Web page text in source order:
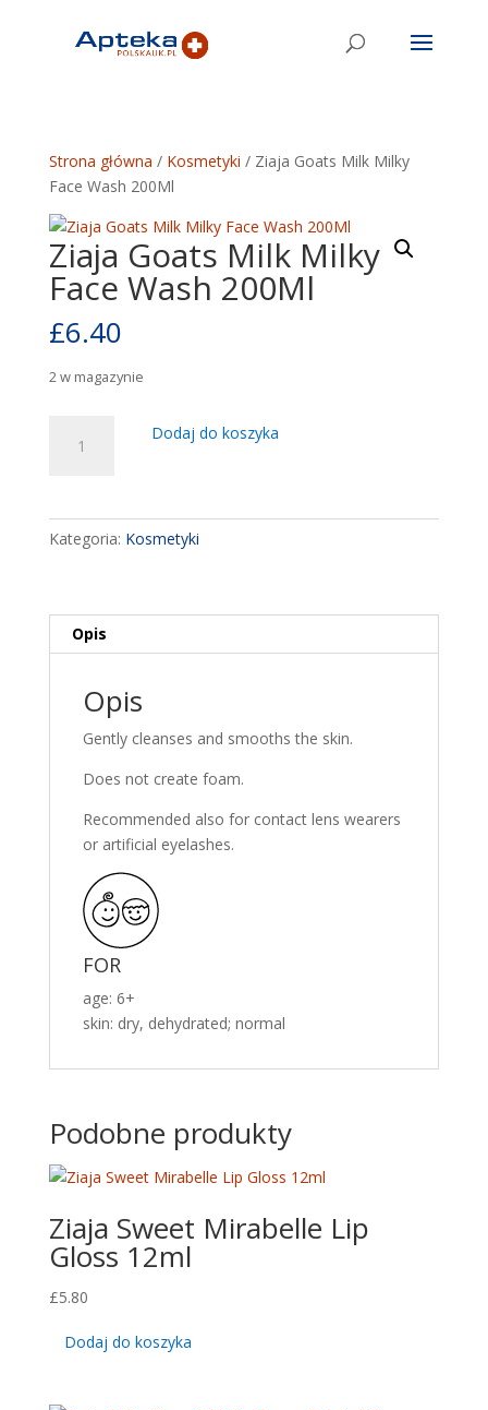
Strona główna / Kosmetyki / Ziaja Goats Milk Milky
Face Wash 200Ml
Ziaja Goats Milk Milky
Face Wash 200Ml
£6.40
2 w magazynie
Ziaja
Dodaj do koszyka
Kategoria: Kosmetyki
Opis
Opis
Gently cleanses and smooths the skin.
Does not create foam.
Recommended also for contact lens wearers
or artificial eyelashes.
FOR
age: 6+
skin: dry, dehydrated; normal
Podobne produkty
Ziaja Sweet Mirabelle Lip
Gloss 12ml
£5.80
Dodaj do koszyka